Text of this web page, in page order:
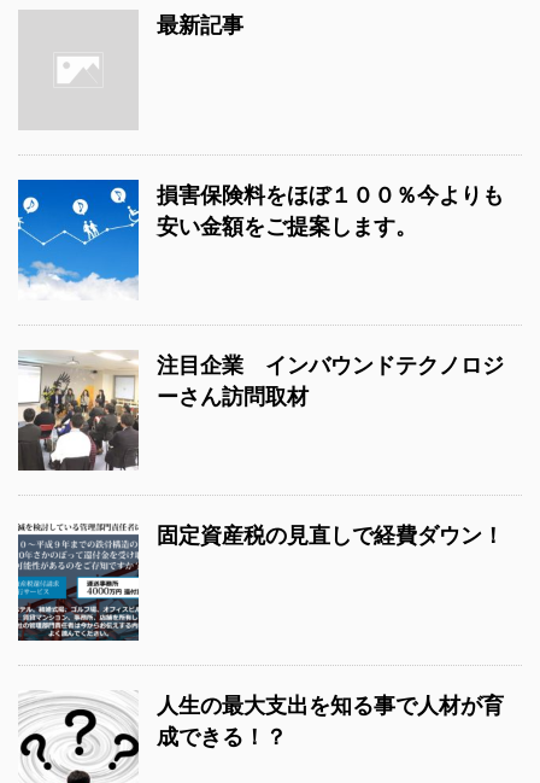
最新記事
損害保険料をほぼ１００％今よりも
安い金額をご提案します。
注目企業 インバウンドテクノロジ
ーさん訪問取材
固定資産税の見直しで経費ダウン！
人生の最大支出を知る事で人材が育
成できる！？